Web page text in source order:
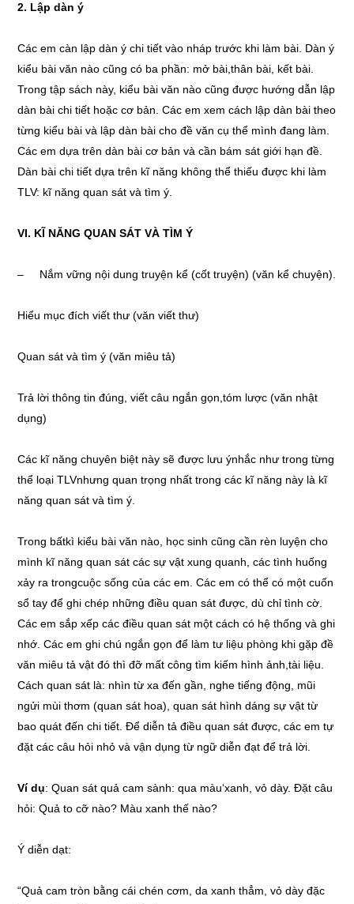
2. Lập dàn ý
Các em càn lập dàn ý chi tiết vào nháp trước khi làm bài. Dàn ý
kiểu bài văn nào cũng có ba phần: mở bài,thân bài, kết bài.
Trong tập sách này, kiểu bài văn nào cũng được hướng dẫn lập
dàn bài chi tiết hoặc cơ bản. Các em xem cách lập dàn bài theo
từng kiểu bài và lập dàn bài cho đề văn cụ thể mình đang làm.
Các em dựa trên dàn bài cơ bản và cần bám sát giới hạn đề.
Dàn bài chi tiết dựa trên kĩ năng không thể thiếu được khi làm
TLV: kĩ năng quan sát và tìm ý.
VI. KĨ NĂNG QUAN SÁT VÀ TÌM Ý
– Nắm vững nội dung truyện kể (cốt truyện) (văn kể chuyện).
Hiểu mục đích viết thư (văn viết thư)
Quan sát và tìm ý (văn miêu tả)
Trả lời thông tin đúng, viết câu ngắn gọn,tóm lược (văn nhật
dụng)
Các kĩ năng chuyên biệt này sẽ được lưu ýnhắc như trong từng
thể loại TLVnhưng quan trọng nhất trong các kĩ năng này là kĩ
năng quan sát và tìm ý.
Trong bấtkì kiểu bài văn nào, học sinh cũng cần rèn luyện cho
mình kĩ năng quan sát các sự vật xung quanh, các tình huống
xảy ra trongcuộc sống của các em. Các em có thể có một cuốn
sổ tay để ghi chép những điều quan sát được, dù chỉ tình cờ.
Các em sắp xếp các điều quan sát một cách có hệ thống và ghi
nhớ. Các em ghi chú ngắn gọn để làm tư liệu phòng khi gặp đề
văn miêu tả vật đó thì đỡ mất công tìm kiếm hình ảnh,tài liệu.
Cách quan sát là: nhìn từ xa đến gần, nghe tiếng động, mũi
ngửi mùi thơm (quan sát hoa), quan sát hình dáng sự vật từ
bao quát đến chi tiết. Để diễn tả điều quan sát được, các em tự
đặt các câu hỏi nhỏ và vận dụng từ ngữ diễn đạt để trả lời.
Ví dụ: Quan sát quả cam sành: qua màu‘xanh, vỏ dày. Đặt câu
hỏi: Quả to cỡ nào? Màu xanh thế nào?
Ý diễn dạt:
“Quả cam tròn bằng cái chén cơm, da xanh thẳm, vỏ dày đặc